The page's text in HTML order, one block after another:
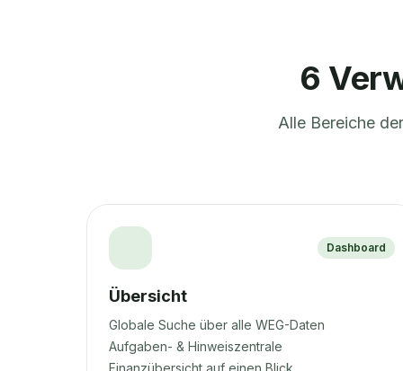
6
Alle Bereiche
Dashboard
Übersicht
Globale Suche über alle WEG-Daten
Aufgaben- & Hinweiszentrale
Finanzübersicht auf einen Blick